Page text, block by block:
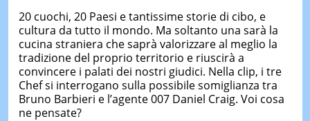
20 cuochi, 20 Paesi e tantissime storie di cibo, e
cultura da tutto il mondo. Ma soltanto una sarà la
cucina straniera che saprà valorizzare al meglio la
tradizione del proprio territorio e riuscirà a
convincere i palati dei nostri giudici. Nella clip, i tre
Chef si interrogano sulla possibile somiglianza tra
Bruno Barbieri e l’agente 007 Daniel Craig. Voi cosa
ne pensate?